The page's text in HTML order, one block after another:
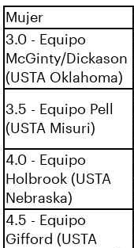
Mujer
3.0 - Equipo
McGinty/Dickason
(USTA Oklahoma)
3.5 - Equipo Pell
(USTA Misuri)
4.0 - Equipo
Holbrook (USTA
Nebraska)
4.5 - Equipo
Gifford (USTA